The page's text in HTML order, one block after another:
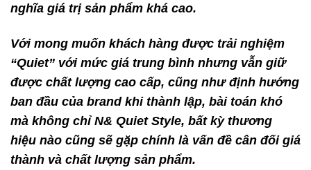
nghĩa giá trị sản phẩm khá cao.
Với mong muốn khách hàng được trải nghiệm
“Quiet” với mức giá trung bình nhưng vẫn giữ
được chất lượng cao cấp, cũng như định hướng
ban đầu của brand khi thành lập, bài toán khó
mà không chỉ N& Quiet Style, bất kỳ thương
hiệu nào cũng sẽ gặp chính là vấn đề cân đối giá
thành và chất lượng sản phẩm.